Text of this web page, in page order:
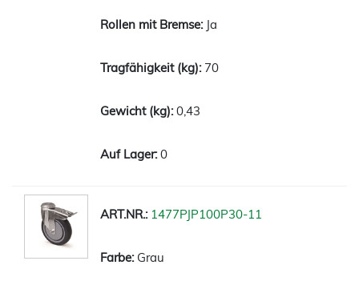
Ja
70
0,43
0
1477PJP100P30-11
Grau